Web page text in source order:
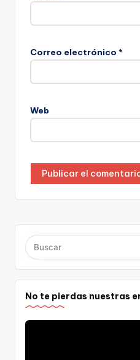
Correo electrónico *
Web
No te pierdas nuestras